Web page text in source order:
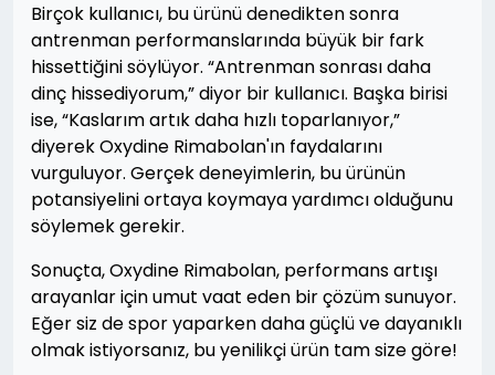
Birçok kullanıcı, bu ürünü denedikten sonra
antrenman performanslarında büyük bir fark
hissettiğini söylüyor. “Antrenman sonrası daha
dinç hissediyorum,” diyor bir kullanıcı. Başka birisi
ise, “Kaslarım artık daha hızlı toparlanıyor,”
diyerek Oxydine Rimabolan'ın faydalarını
vurguluyor. Gerçek deneyimlerin, bu ürünün
potansiyelini ortaya koymaya yardımcı olduğunu
söylemek gerekir.
Sonuçta, Oxydine Rimabolan, performans artışı
arayanlar için umut vaat eden bir çözüm sunuyor.
Eğer siz de spor yaparken daha güçlü ve dayanıklı
olmak istiyorsanız, bu yenilikçi ürün tam size göre!